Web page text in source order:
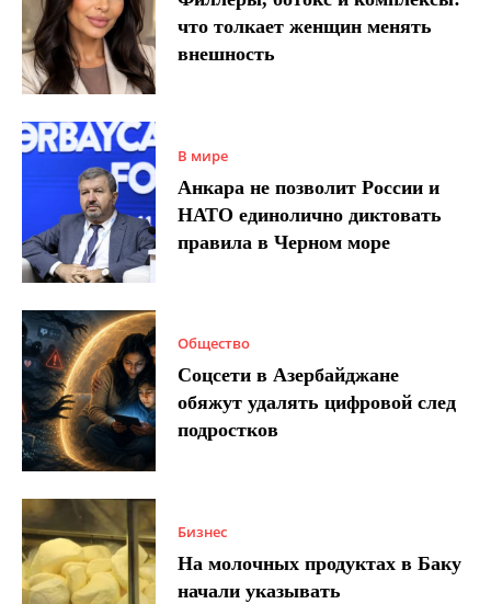
что толкает женщин менять
внешность
В мире
Анкара не позволит России и
НАТО единолично диктовать
правила в Черном море
Общество
Соцсети в Азербайджане
обяжут удалять цифровой след
подростков
Бизнес
На молочных продуктах в Баку
начали указывать